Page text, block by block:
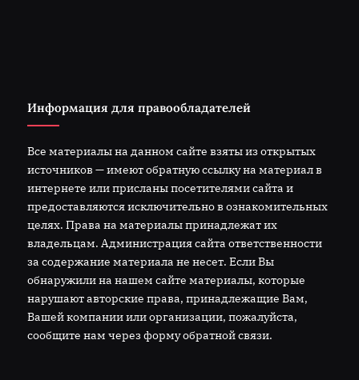
Информация для правообладателей
Все материалы на данном сайте взяты из открытых
источников — имеют обратную ссылку на материал в
интернете или присланы посетителями сайта и
предоставляются исключительно в ознакомительных
целях. Права на материалы принадлежат их
владельцам. Администрация сайта ответственности
за содержание материала не несет. Если Вы
обнаружили на нашем сайте материалы, которые
нарушают авторские права, принадлежащие Вам,
Вашей компании или организации, пожалуйста,
сообщите нам через форму обратной связи.